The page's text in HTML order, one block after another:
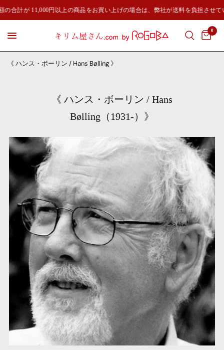
の合計が 11,000円以上の商品をお買い上げの場合は、弊社が送料を負担させ
0
《 ハンス・ボーリン / Hans Bølling 》
《 ハンス・ボーリン / Hans
Bølling（1931-）》